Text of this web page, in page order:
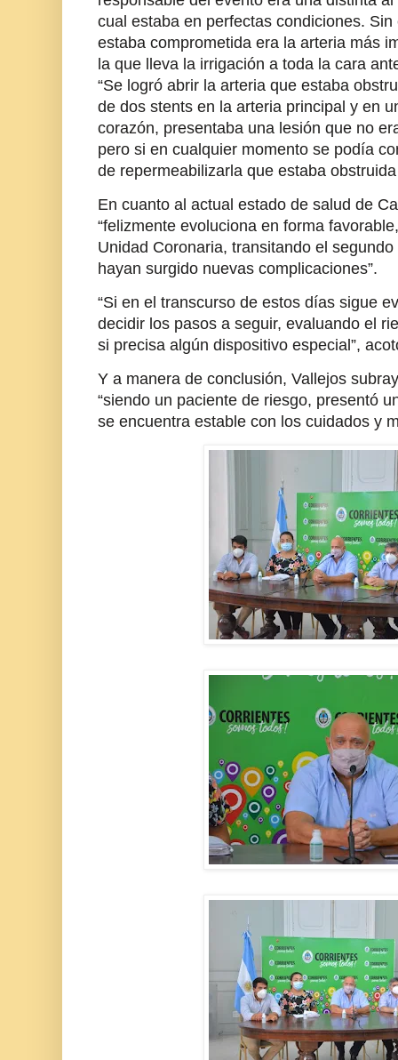
cual estaba en perfectas condiciones.
estaba comprometida era la arteria más
la que lleva la irrigación a toda la cara
“Se logró abrir la arteria que estaba
de dos stents en la arteria principal y en
corazón, presentaba una lesión que no
pero si en cualquier momento se podía
de repermeabilizarla que estaba
En cuanto al actual estado de salud de
“felizmente evoluciona en forma
Unidad Coronaria, transitando el
hayan surgido nuevas complicaciones”.
“Si en el transcurso de estos días sigue
decidir los pasos a seguir, evaluando el
si precisa algún dispositivo especial”,
Y a manera de conclusión, Vallejos
“siendo un paciente de riesgo, presentó
se encuentra estable con los cuidados y